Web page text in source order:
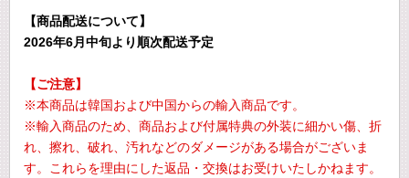
【商品配送について】
2026年6月中旬より順次配送予定
【ご注意】
※本商品は韓国および中国からの輸入商品です。
※輸入商品のため、商品および付属特典の外装に細かい傷、折
れ、擦れ、破れ、汚れなどのダメージがある場合がございま
す。これらを理由にした返品・交換はお受けいたしかねます。